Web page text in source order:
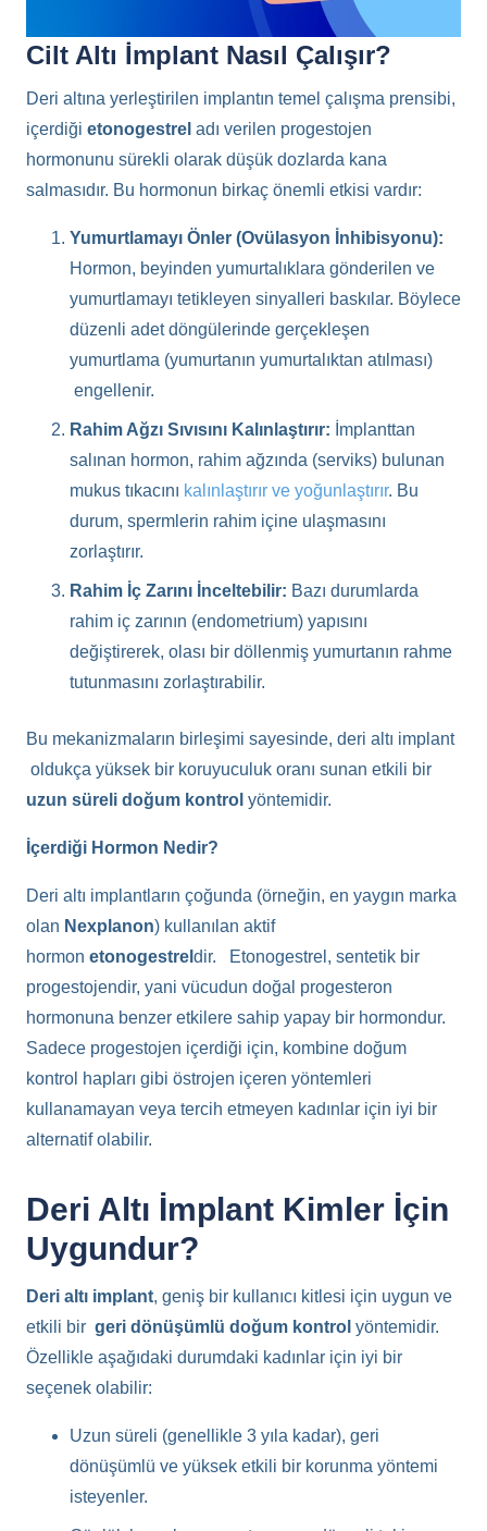
Cilt Altı İmplant Nasıl Çalışır?
Deri altına yerleştirilen implantın temel çalışma prensibi,
içerdiği etonogestrel adı verilen progestojen
hormonunu sürekli olarak düşük dozlarda kana
salmasıdır. Bu hormonun birkaç önemli etkisi vardır:
Yumurtlamayı Önler (Ovülasyon İnhibisyonu):
Hormon, beyinden yumurtalıklara gönderilen ve
yumurtlamayı tetikleyen sinyalleri baskılar. Böylece
düzenli adet döngülerinde gerçekleşen
yumurtlama (yumurtanın yumurtalıktan atılması)
engellenir.
Rahim Ağzı Sıvısını Kalınlaştırır: İmplanttan
salınan hormon, rahim ağzında (serviks) bulunan
mukus tıkacını kalınlaştırır ve yoğunlaştırır. Bu
durum, spermlerin rahim içine ulaşmasını
zorlaştırır.
Rahim İç Zarını İnceltebilir: Bazı durumlarda
rahim iç zarının (endometrium) yapısını
değiştirerek, olası bir döllenmiş yumurtanın rahme
tutunmasını zorlaştırabilir.
Bu mekanizmaların birleşimi sayesinde, deri altı implant
oldukça yüksek bir koruyuculuk oranı sunan etkili bir
uzun süreli doğum kontrol yöntemidir.
İçerdiği Hormon Nedir?
Deri altı implantların çoğunda (örneğin, en yaygın marka
olan Nexplanon) kullanılan aktif
hormon etonogestrel dir. Etonogestrel, sentetik bir
progestojendir, yani vücudun doğal progesteron
hormonuna benzer etkilere sahip yapay bir hormondur.
Sadece progestojen içerdiği için, kombine doğum
kontrol hapları gibi östrojen içeren yöntemleri
kullanamayan veya tercih etmeyen kadınlar için iyi bir
alternatif olabilir.
Deri Altı İmplant Kimler İçin
Uygundur?
Deri altı implant, geniş bir kullanıcı kitlesi için uygun ve
etkili bir geri dönüşümlü doğum kontrol yöntemidir.
Özellikle aşağıdaki durumdaki kadınlar için iyi bir
seçenek olabilir:
Uzun süreli (genellikle 3 yıla kadar), geri
dönüşümlü ve yüksek etkili bir korunma yöntemi
isteyenler.